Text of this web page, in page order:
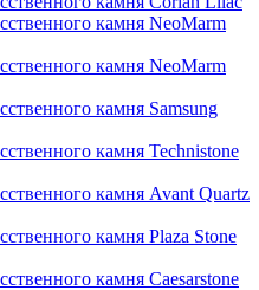
камня NeoMarm
камня NeoMarm
камня Samsung
камня Technistone
камня Avant Quartz
камня Plaza Stone
камня Caesarstone